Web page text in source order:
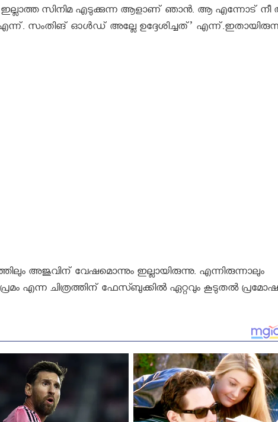
ഇല്ലാത്ത സിനിമ എടുക്കുന്ന ആളാണ് ഞാന്‍. ആ എന്നോട്
സംതിങ് ഓള്‍ഡ് അല്ലേ ഉദ്ദേശിച്ചത്’
അജുവിന് വേഷമൊന്നും ഇല്ലായിരുന്നു. എന്നിരുന്നാലും
എന്ന ചിത്രത്തിന് ഫേസ്ബുക്കില്‍ ഏറ്റവും കൂടുതല്‍